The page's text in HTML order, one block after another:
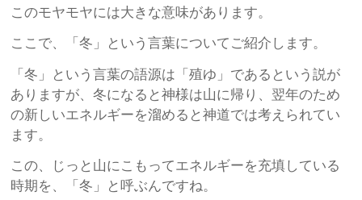
このモヤモヤには大きな意味があります。
ここで、「冬」という言葉についてご紹介します。
「冬」という言葉の語源は「殖ゆ」であるという説が
ありますが、冬になると神様は山に帰り、翌年のため
の新しいエネルギーを溜めると神道では考えられてい
ます。
この、じっと山にこもってエネルギーを充填している
時期を、「冬」と呼ぶんですね。